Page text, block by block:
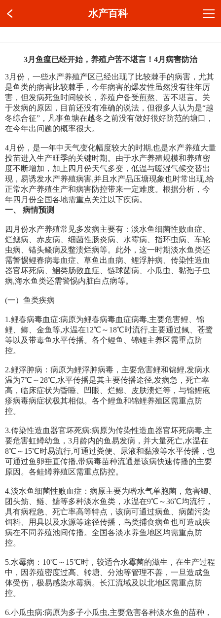
水产百科
3月鱼瘟已经开始，养殖户苦不堪言！4月病害防治
3月份，一些水产养殖产区已经出现了比较棘手的病害，尤其
是鱼类的病害比较棘手，今年病害的爆发性虽然没有往年厉
害，但发病死鱼时间较长，养殖户备受煎熬、苦不堪言。关
于发病的原因，目前还没有准确的说法，但很多人认为是“越
冬综合征”，凡事鱼塘在越冬之前没有做好很好防范的塘口，
在今年出问题的概率很大。
4月份，是一年中天气变化幅度较大的时期,也是水产养殖大量
投苗进入生产旺季的关键时期。由于水产养殖规模和养殖密
度不断增加，加上四月份天气多变，低温与暖湿气候交替出
现，易诱发水产养殖病害,并且水产品压塘现象也时常出现,给
正常水产养殖生产和病害防控带来一定难度。根据分析，今
年四月份全国各地需重点关注以下疾病。
一、 病情预测
四月份水产养殖常见多发病主要有：淡水鱼细菌性败血症、
烂鳃病、赤皮病、细菌性肠炎病、水霉病、指环虫病、车轮
虫病、锚头鳋病及鳖溃烂病等。此外，这一时期淡水鱼类还
需警惕鲤春病毒血症、草鱼出血病、鲤浮肿病、传染性造血
器官坏死病、鮰类肠败血症、链球菌病、小瓜虫、黏孢子虫
病,海水鱼类还需警惕内脏白点病等。
(一）鱼类疾病
1.鲤春病毒血症:病原为鲤春病毒血症病毒,主要危害鲤、锦
鲤、鲫、金鱼等,水温在12℃～18℃时流行,主要通过鲺、苍鹭
等以及带毒鱼水平传播。各个鲤鱼、锦鲤主养区需重点防
控。
2.鲤浮肿病：病原为鲤浮肿病毒，主要危害鲤和锦鲤,发病水
温为7℃～28℃,水平传播是其主要传播途径,发病急，死亡率
高，临床症状为昏睡、凹眼、烂鳃、皮肤溃烂等，与锦鲤疱
疹病毒病症状极其相似。各个鲤鱼和锦鲤养殖区需重点防
控。
3.传染性造血器官坏死病:病原为传染性造血器官坏死病毒,主
要危害虹鳟幼鱼，3月龄内的鱼易发病，并大量死亡,水温在
8℃～15℃时易流行,可通过粪便、尿液和黏液等水平传播，也
可通过鱼卵垂直传播,带病毒苗种流通是该病快速传播的主要
原因。各鲑鳟养殖区需重点防控。
4.淡水鱼细菌性败血症：病原主要为嗜水气单胞菌，危害鲫、
团头鲂、鲢、鳙等多种淡水鱼类，水温在9℃～36℃均流行，
具有病程急、死亡率高等特点，该病可通过病鱼、病菌污染
饵料、用具以及水源等途径传播，鸟类捕食病鱼也可造成疾
病在不同养殖池间传播。全国各淡水养鱼地区均需重点防
控。
5.水霉病：10℃～15℃时，较适合水霉菌的滋生，在生产过程
中，因养殖密度过高、转塘、分池等管理不善，一旦造成鱼
体受伤，极易感染水霉病。长江流域及以北地区需重点防
控。
6.小瓜虫病:病原为多子小瓜虫,主要危害各种淡水鱼的苗种，